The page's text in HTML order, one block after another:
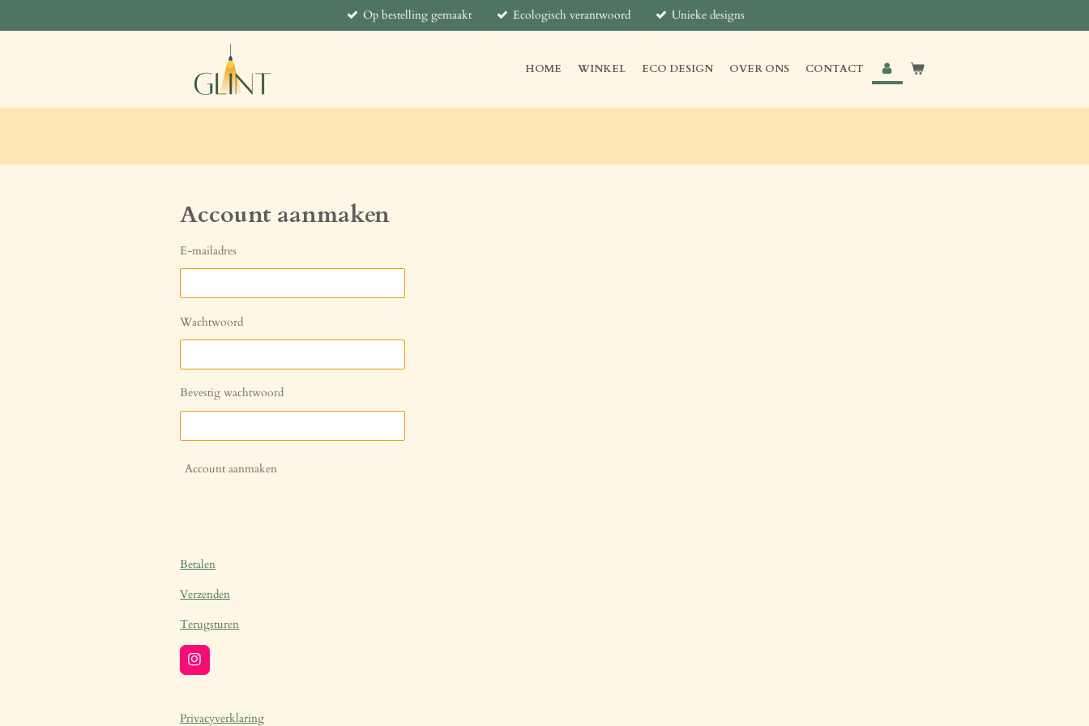
direct
Op bestelling gemaakt Ecologisch verantwoord Unieke designs
HOME WINKEL ECO DESIGN OVER ONS CONTACT
Account aanmaken
E-mailadres
Wachtwoord
Bevestig wachtwoord
Account aanmaken
Betalen
Verzenden
Terugsturen
I
n
a
Privacyverklaring